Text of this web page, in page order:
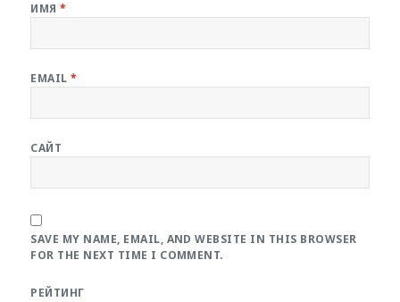
ИМЯ*
EMAIL*
САЙТ
SAVE MY NAME, EMAIL, AND WEBSITE IN THIS BROWSER
FOR THE NEXT TIME I COMMENT.
РЕЙТИНГ